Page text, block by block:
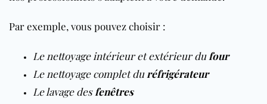
Par exemple, vous pouvez choisir :
Le nettoyage intérieur et extérieur dufour
Le nettoyage complet duréfrigérateur
Le lavage desfenêtres